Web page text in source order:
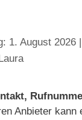
1. August 2026
Laura
Anbieter kann